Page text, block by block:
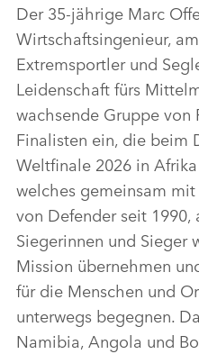
Der 35‑jährige Marc
Wirtschaftsingenieur,
Extremsportler und
Leidenschaft fürs
wachsende Gruppe von
Finalisten ein, die beim
Weltfinale 2026 in
welches gemeinsam
von Defender seit
Siegerinnen und Sieger
Mission übernehmen
für die Menschen und
unterwegs begegnen.
Namibia, Angola und